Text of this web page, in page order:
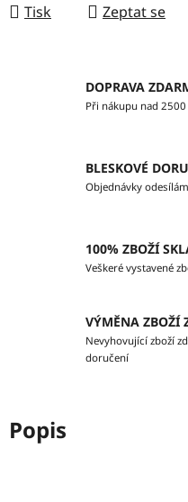
Tisk Zeptat se
DOPRAVA
Při nákupu nad
BLESKOVÉ
Objednávky
100% ZBOŽÍ
Veškeré vystavené
VÝMĚNA ZBOŽÍ
Nevyhovující zboží
doručení
Popis